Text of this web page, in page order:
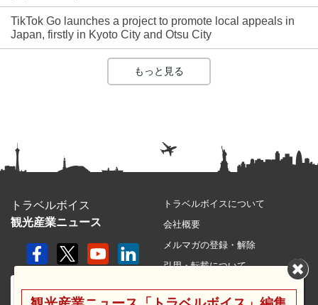
TikTok Go launches a project to promote local appeals in
Japan, firstly in Kyoto City and Otsu City
もっと見る
トラベルボイス
観光産業ニュース
トラベルボイスについて
会社概要
メルマガの登録・解除
引用・転載について